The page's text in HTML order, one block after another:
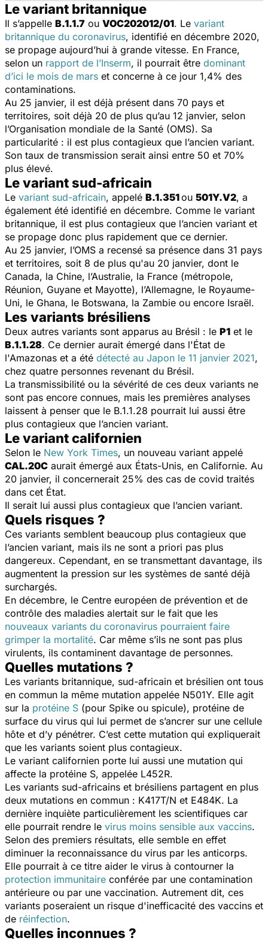
Le variant britannique
Il s’appelle B.1.1.7 ou VOC202012/01. Le variant
britannique du coronavirus, identifié en décembre 2020,
se propage aujourd’hui à grande vitesse. En France,
selon un rapport de l’Inserm, il pourrait être dominant
d’ici le mois de mars et concerne à ce jour 1,4% des
contaminations.
Au 25 janvier, il est déjà présent dans 70 pays et
territoires, soit déjà 20 de plus qu’au 12 janvier, selon
l’Organisation mondiale de la Santé (OMS). Sa
particularité : il est plus contagieux que l’ancien variant.
Son taux de transmission serait ainsi entre 50 et 70%
plus élevé.
Le variant sud-africain
Le variant sud-africain, appelé B.1.351ou 501Y.V2, a
également été identifié en décembre. Comme le variant
britannique, il est plus contagieux que l’ancien variant et
se propage donc plus rapidement que ce dernier.
Au 25 janvier, l’OMS a recensé sa présence dans 31 pays
et territoires, soit 8 de plus qu'au 20 janvier, dont le
Canada, la Chine, l’Australie, la France (métropole,
Réunion, Guyane et Mayotte), l’Allemagne, le Royaume-
Uni, le Ghana, le Botswana, la Zambie ou encore Israël.
Les variants brésiliens
Deux autres variants sont apparus au Brésil : le P1 et le
B.1.1.28. Ce dernier aurait émergé dans l'État de
l'Amazonas et a été détecté au Japon le 11 janvier 2021,
chez quatre personnes revenant du Brésil.
La transmissibilité ou la sévérité de ces deux variants ne
sont pas encore connues, mais les premières analyses
laissent à penser que le B.1.1.28 pourrait lui aussi être
plus contagieux que l’ancien variant.
Le variant californien
Selon le New York Times, un nouveau variant appelé
CAL.20C aurait émergé aux États-Unis, en Californie. Au
20 janvier, il concernerait 25% des cas de covid traités
dans cet État.
Il serait lui aussi plus contagieux que l’ancien variant.
Quels risques ?
Ces variants semblent beaucoup plus contagieux que
l’ancien variant, mais ils ne sont a priori pas plus
dangereux. Cependant, en se transmettant davantage, ils
augmentent la pression sur les systèmes de santé déjà
surchargés.
En décembre, le Centre européen de prévention et de
contrôle des maladies alertait sur le fait que les
nouveaux variants du coronavirus pourraient faire
grimper la mortalité. Car même s’ils ne sont pas plus
virulents, ils contaminent davantage de personnes.
Quelles mutations ?
Les variants britannique, sud-africain et brésilien ont tous
en commun la même mutation appelée N501Y. Elle agit
sur la protéine S (pour Spike ou spicule), protéine de
surface du virus qui lui permet de s’ancrer sur une cellule
hôte et d’y pénétrer. C’est cette mutation qui expliquerait
que les variants soient plus contagieux.
Le variant californien porte lui aussi une mutation qui
affecte la protéine S, appelée L452R.
Les variants sud-africains et brésiliens partagent en plus
deux mutations en commun : K417T/N et E484K. La
dernière inquiète particulièrement les scientifiques car
elle pourrait rendre le virus moins sensible aux vaccins.
Selon des premiers résultats, elle semble en effet
diminuer la reconnaissance du virus par les anticorps.
Elle pourrait à ce titre aider le virus à contourner la
protection immunitaire conférée par une contamination
antérieure ou par une vaccination. Autrement dit, ces
variants poseraient un risque d'inefficacité des vaccins et
de réinfection.
Quelles inconnues ?